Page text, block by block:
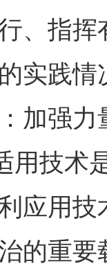
、指挥
实践情
加强
用技术
应用
的重要